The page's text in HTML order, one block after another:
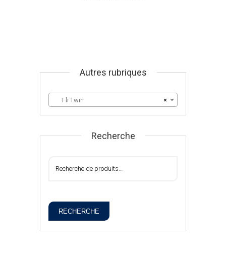
Autres rubriques
×
Fli Twin
Recherche
RECHERCHE